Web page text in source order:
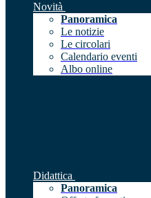
Novità
Panoramica
Le notizie
Le circolari
Calendario eventi
Albo online
Didattica
Panoramica